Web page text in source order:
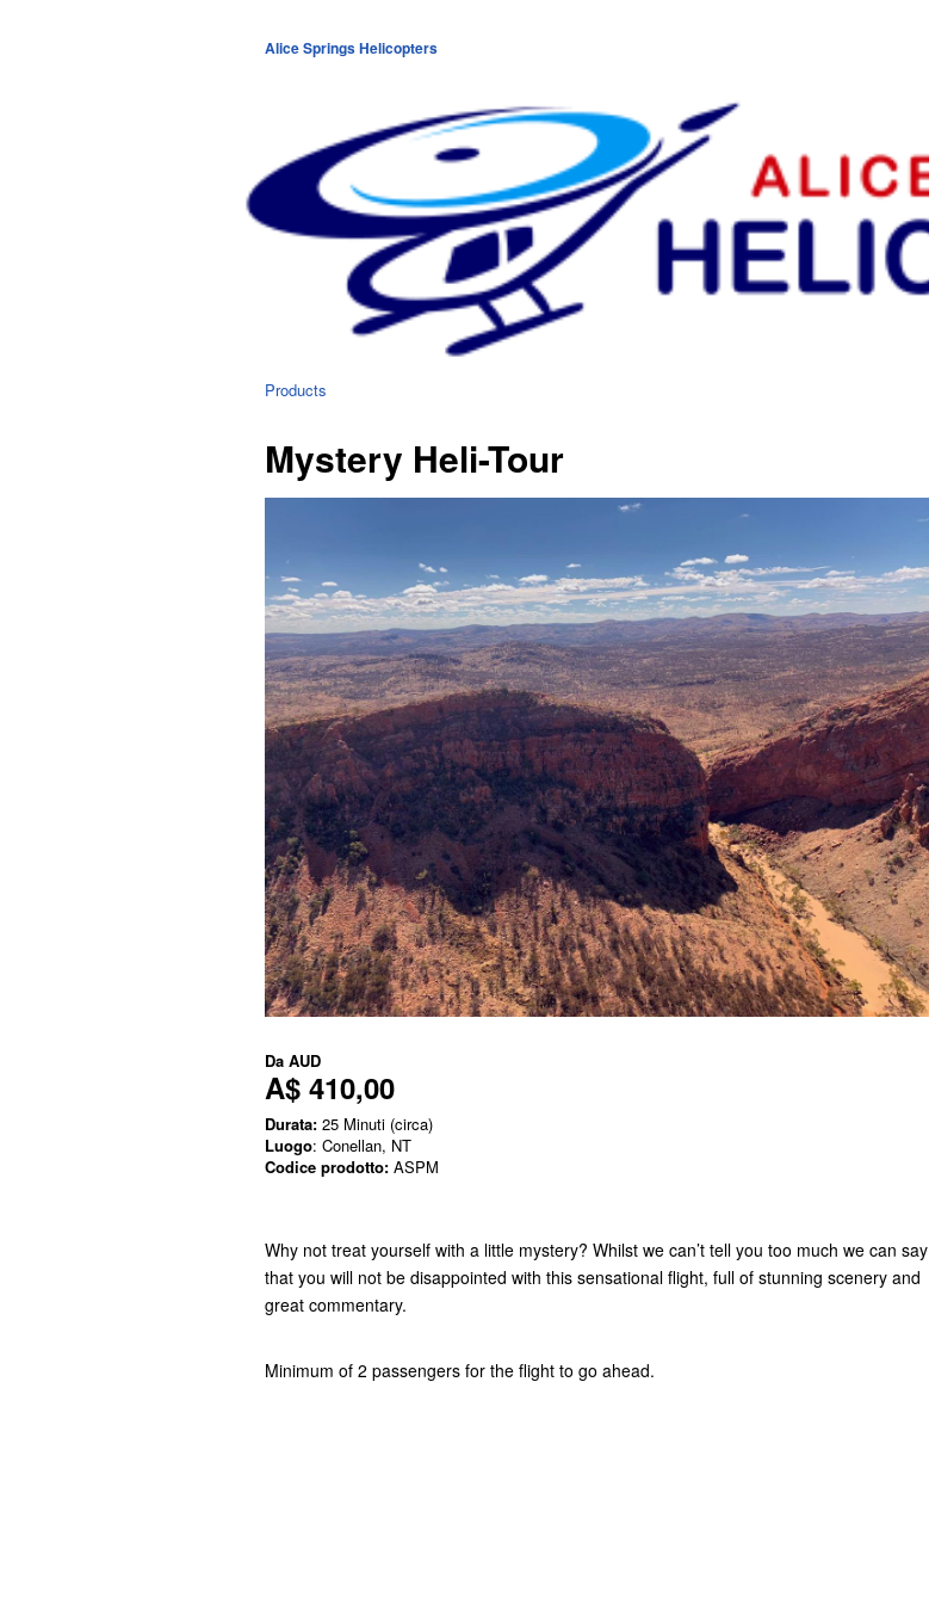
Alice Springs Helicopters
Products
Mystery Heli-Tour
Da AUD
A$ 410,00
Durata: 25 Minuti (circa)
Luogo: Conellan, NT
Codice prodotto: ASPM
Why not treat yourself with a little mystery? Whilst we can’t tell you too much we can say
that you will not be disappointed with this sensational flight, full of stunning scenery and
great commentary.
Minimum of 2 passengers for the flight to go ahead.